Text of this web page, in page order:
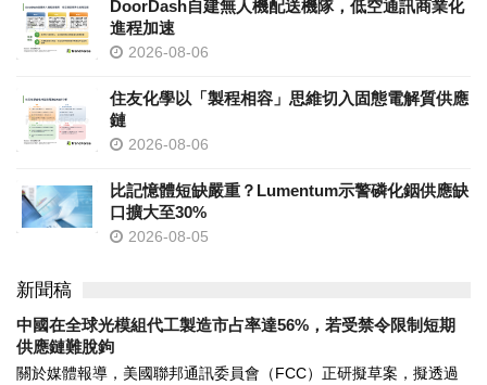
DoorDash自建無人機配送機隊，低空通訊商業化
進程加速
2026-08-06
住友化學以「製程相容」思維切入固態電解質供應
鏈
2026-08-06
比記憶體短缺嚴重？Lumentum示警磷化銦供應缺
口擴大至30%
2026-08-05
新聞稿
中國在全球光模組代工製造市占率達56%，若受禁令限制短期
供應鏈難脫鉤
關於媒體報導，美國聯邦通訊委員會（FCC）正研擬草案，擬透過